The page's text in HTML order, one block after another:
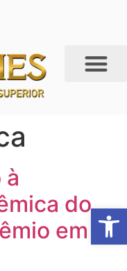
Abrir
à
do
em